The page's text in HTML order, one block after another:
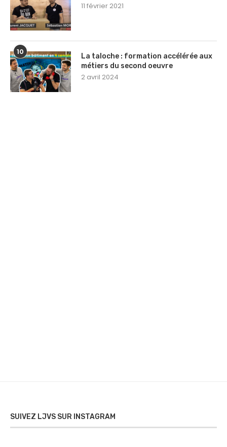
11 février 2021
10
La taloche : formation accélérée aux
métiers du second oeuvre
2 avril 2024
SUIVEZ LJVS SUR INSTAGRAM